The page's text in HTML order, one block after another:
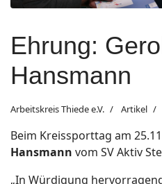
Ehrung:
Hansmann
Arbeitskreis Thiede e.V. Artikel
Beim Kreissporttag am
Hansmann vom SV Aktiv
„In Würdigung